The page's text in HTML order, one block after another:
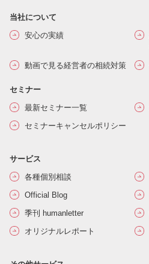
当社について
安心の実績
動画で見る経営者の相続対策
セミナー
最新セミナー一覧
セミナーキャンセルポリシー
サービス
各種個別相談
Official Blog
季刊 humanletter
オリジナルレポート